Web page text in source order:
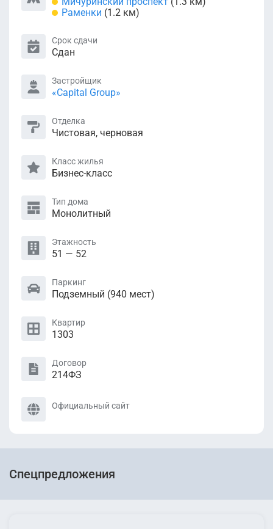
Раменки (1.2 км)
Срок сдачи
Сдан
Застройщик
«Capital Group»
Отделка
Чистовая, черновая
Класс жилья
Бизнес-класс
Тип дома
Монолитный
Этажность
51 — 52
Паркинг
Подземный (940 мест)
Квартир
1303
Договор
214ФЗ
Официальный сайт
Спецпредложения